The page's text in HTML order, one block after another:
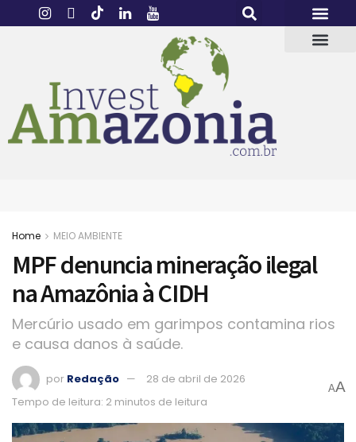
Home MEIO AMBIENTE
MPF denuncia mineração ilegal
na Amazônia à CIDH
Mercúrio usado em garimpos contamina rios
e causa danos à saúde.
por Redação
28 de abril de 2026
Tempo de leitura: 2 minutos de leitura
AA